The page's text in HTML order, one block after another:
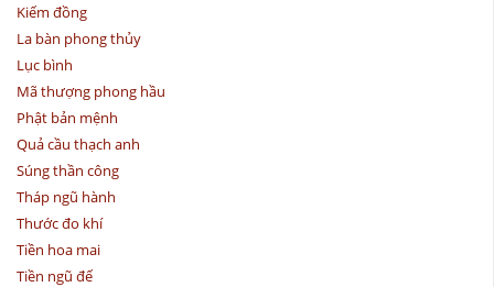
Kiếm đồng
La bàn phong thủy
Lục bình
Mã thượng phong hầu
Phật bản mệnh
Quả cầu thạch anh
Súng thần công
Tháp ngũ hành
Thước đo khí
Tiền hoa mai
Tiền ngũ đế